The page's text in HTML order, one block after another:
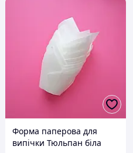
Форма паперова для
випічки Тюльпан біла